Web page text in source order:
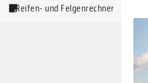
Reifen- und Felgenrechner